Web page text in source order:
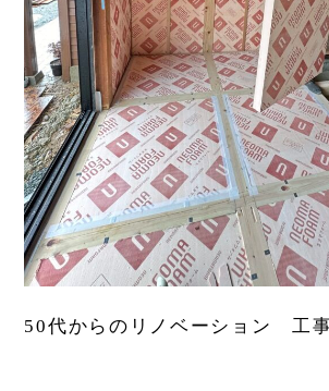
50代からのリノベーション 工